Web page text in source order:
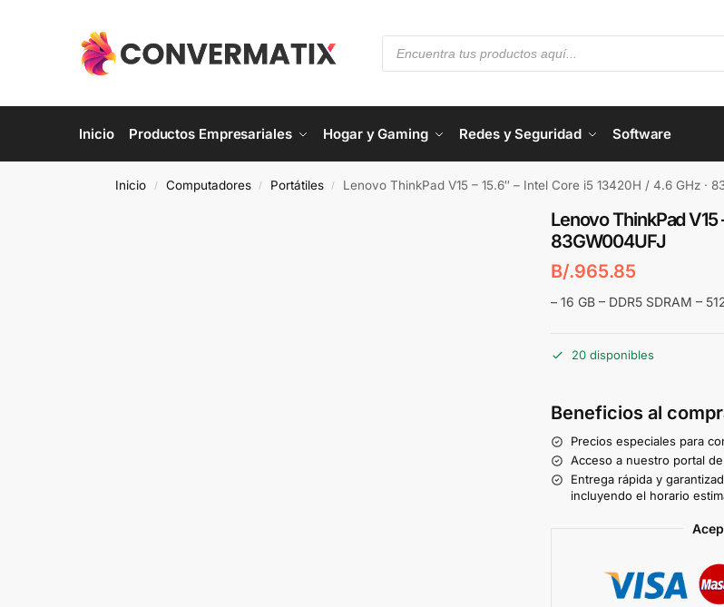
Inicio Productos Empresariales Hogar y Gaming Redes y Seguridad Software
Inicio / Computadores / Portátiles / Lenovo ThinkPad V15 – 15.6″ – Intel Core i5 13420H / 4.6 GHz ·
Lenovo ThinkPad V15
83GW004UFJ
B/.965.85
– 16 GB – DDR5 SDRAM –
20 disponibles
Beneficios al
Precios especiales para
Acceso a nuestro portal
Entrega rápida y
incluyendo el horario